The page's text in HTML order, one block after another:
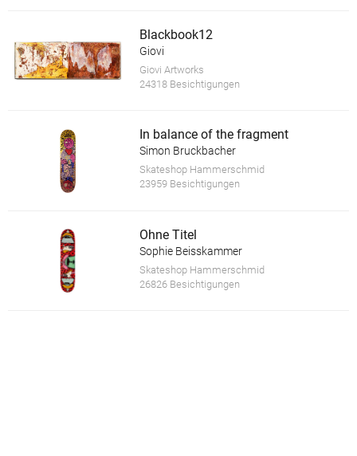
Blackbook12
Giovi
Giovi Artworks
24318 Besichtigungen
In balance of the fragment
Simon Bruckbacher
Skateshop Hammerschmid
23959 Besichtigungen
Ohne Titel
Sophie Beisskammer
Skateshop Hammerschmid
26826 Besichtigungen